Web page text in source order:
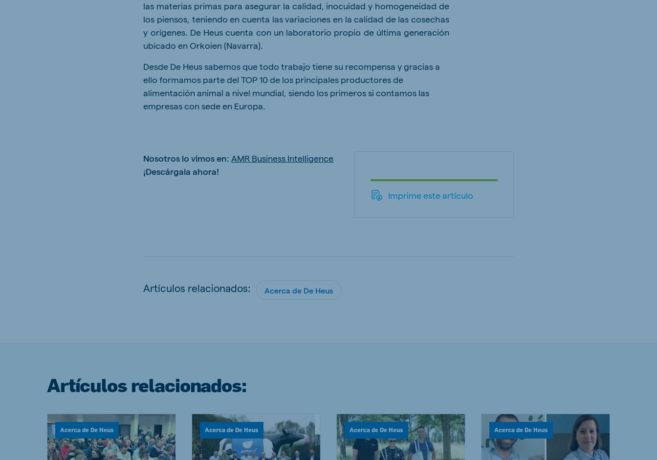
las materias primas para asegurar la calidad, inocuidad y homogeneidad de
los piensos, teniendo en cuenta las variaciones en la calidad de las cosechas
y orígenes. De Heus cuenta con un laboratorio propio de última generación
ubicado en Orkoien (Navarra).
Desde De Heus sabemos que todo trabajo tiene su recompensa y gracias a
ello formamos parte del TOP 10 de los principales productores de
alimentación animal a nivel mundial, siendo los primeros si contamos las
empresas con sede en Europa.
Imprime este artículo
Nosotros lo vimos en:AMR Business Intelligence
¡Descárgala ahora!
Artículos relacionados: Acerca de De Heus
Artículos relacionados:
Acerca de De Heus Acerca de De Heus Acerca de De Heus Acerca de De Heus